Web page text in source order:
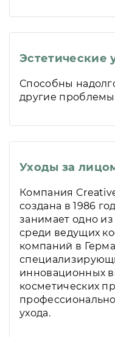
Эстетические
Способны
другие
Уходы за
Компания
создана в 1986
занимает одно
среди ведущих
компаний в
инновационных
косметических
ухода.